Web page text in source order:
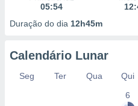
05:54
Duração do dia 12h45m
Calendário Lunar
Seg Ter Qua Qui
6